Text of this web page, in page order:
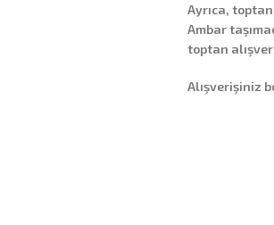
Ayrıca, toptan
Ambar
toptan
Alışverişiniz